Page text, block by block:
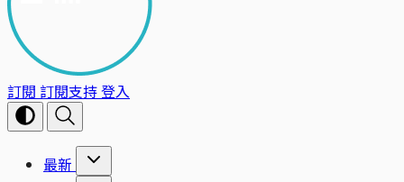
訂閱 訂閱支持登入
最新